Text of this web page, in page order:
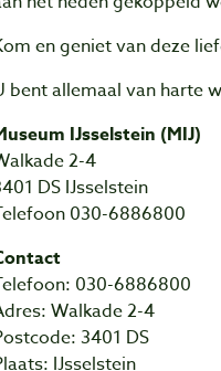
en geniet van deze
bent allemaal van harte
IJsselstein (MIJ)
2-4
DS IJsselstein
030-6886800
030-6886800
Walkade 2-4
3401 DS
IJsselstein